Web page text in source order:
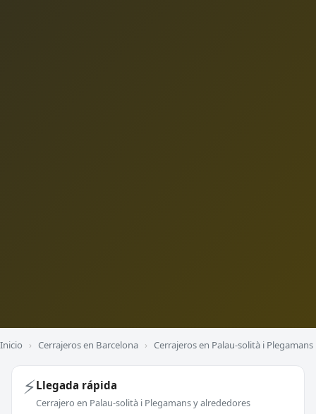
Inicio › Cerrajeros en Barcelona › Cerrajeros en Palau-solità i Plegamans
⚡Llegada rápida
Cerrajero en Palau-solità i Plegamans y alrededores